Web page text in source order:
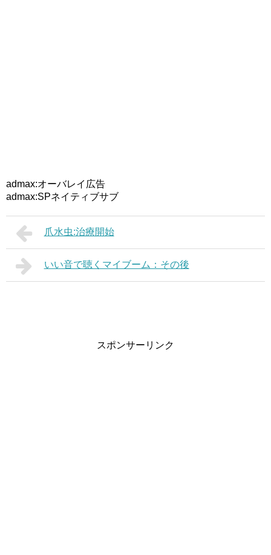
admax:オーバレイ広告
admax:SPネイティブサブ
爪水虫:治療開始
いい音で聴くマイブーム：その後
スポンサーリンク